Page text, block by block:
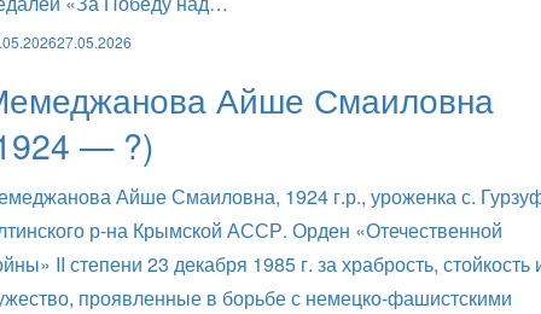
27.05.2026
Айше Смаиловна
— ?)
Айше Смаиловна, 1924 г.р., уроженка с.
р-на Крымской АССР. Орден «Отечественной
II степени 23 декабря 1985 г. за храбрость, стойкость
проявленные в борьбе с немецко-фашистскими